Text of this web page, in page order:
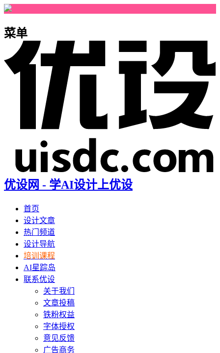
菜单
优设网 - 学AI设计上优设
首页
设计文章
热门频道
设计导航
培训课程
AI星踪岛
联系优设
关于我们
文章投稿
铁粉权益
字体授权
意见反馈
广告商务